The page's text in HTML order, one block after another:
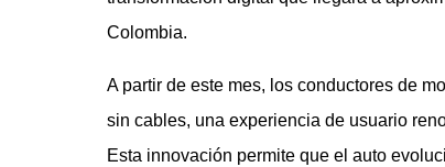
Colombia.
A partir de este mes, los conductores de
sin cables, una experiencia de usuario
Esta innovación permite que el auto